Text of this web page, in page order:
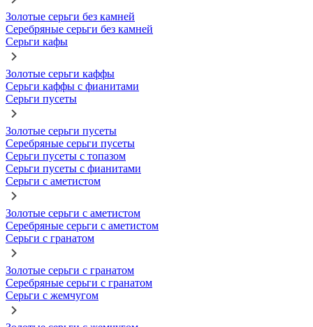
Золотые серьги без камней
Серебряные серьги без камней
Серьги кафы
Золотые серьги каффы
Серьги каффы с фианитами
Серьги пусеты
Золотые серьги пусеты
Серебряные серьги пусеты
Серьги пусеты с топазом
Серьги пусеты с фианитами
Серьги с аметистом
Золотые серьги с аметистом
Серебряные серьги с аметистом
Серьги с гранатом
Золотые серьги с гранатом
Серебряные серьги с гранатом
Серьги с жемчугом